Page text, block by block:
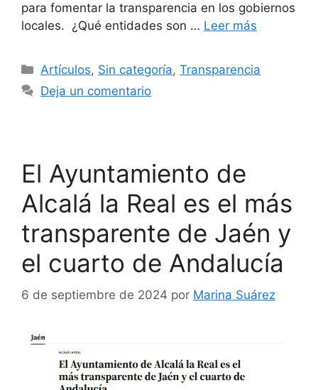
para fomentar la transparencia en los gobiernos
locales. ¿Qué entidades son … Leer más
Artículos, Sin categoría,Transparencia
Deja un comentario
El Ayuntamiento de
Alcalá la Real es el más
transparente de Jaén y
el cuarto de Andalucía
6 de septiembre de 2024 por Marina Suárez